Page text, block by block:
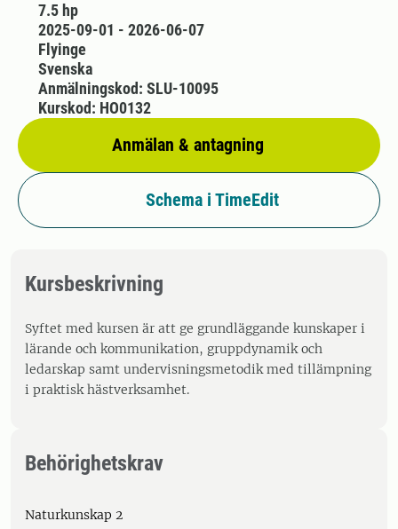
7.5 hp
2025-09-01 - 2026-06-07
Flyinge
Svenska
Anmälan & antagning
Anmälningskod: SLU-10095
Kurskod: HO0132
Schema i TimeEdit
Kursbeskrivning
Syftet med kursen är att ge grundläggande kunskaper i
lärande och kommunikation, gruppdynamik och
ledarskap samt undervisningsmetodik med tillämpning
i praktisk hästverksamhet.
Behörighetskrav
Naturkunskap 2